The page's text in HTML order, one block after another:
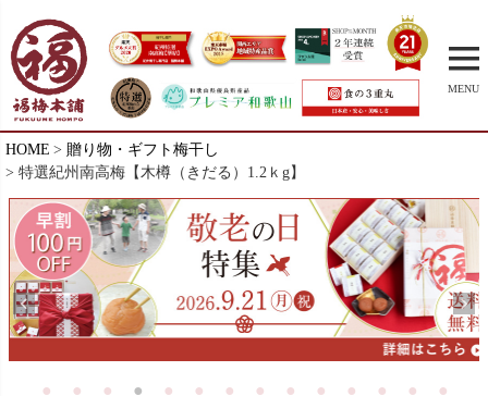
MENU
HOME
贈り物・ギフト梅干し
特選紀州南高梅【木樽（きだる）1.2ｋg】